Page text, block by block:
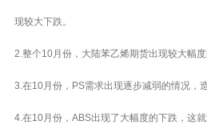
现较大下跌。
2.整个10月份，大陆苯乙烯期货出现较大幅度
3.在10月份，PS需求出现逐步减弱的情况，
4.在10月份，ABS出现了大幅度的下跌，这